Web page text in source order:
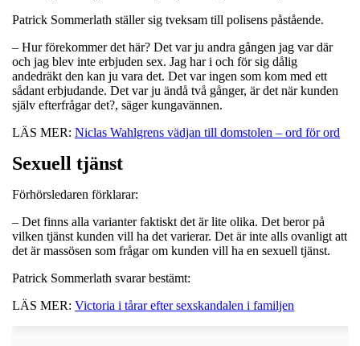
Patrick Sommerlath ställer sig tveksam till polisens påstående.
– Hur förekommer det här? Det var ju andra gången jag var där
och jag blev inte erbjuden sex. Jag har i och för sig dålig
andedräkt den kan ju vara det. Det var ingen som kom med ett
sådant erbjudande. Det var ju ändå två gånger, är det när kunden
själv efterfrågar det?, säger kungavännen.
LÄS MER: Niclas Wahlgrens vädjan till domstolen – ord för ord
Sexuell tjänst
Förhörsledaren förklarar:
– Det finns alla varianter faktiskt det är lite olika. Det beror på
vilken tjänst kunden vill ha det varierar. Det är inte alls ovanligt att
det är massösen som frågar om kunden vill ha en sexuell tjänst.
Patrick Sommerlath svarar bestämt:
LÄS MER: Victoria i tårar efter sexskandalen i familjen